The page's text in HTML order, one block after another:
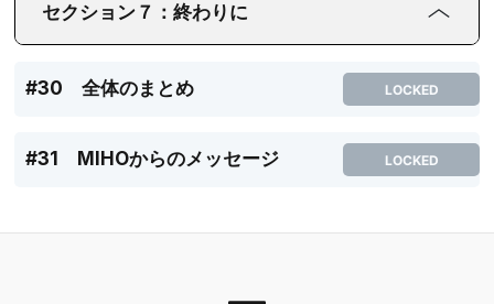
セクション７：終わりに
#30 全体のまとめ LOCKED
#31 MIHOからのメッセージ LOCKED